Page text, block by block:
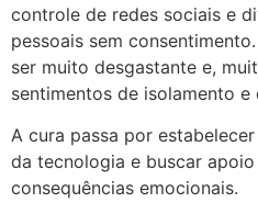
controle de redes sociais e
pessoais sem
ser muito desgastante e,
sentimentos de isolamento e
A cura passa por
da tecnologia e buscar
consequências emocionais.